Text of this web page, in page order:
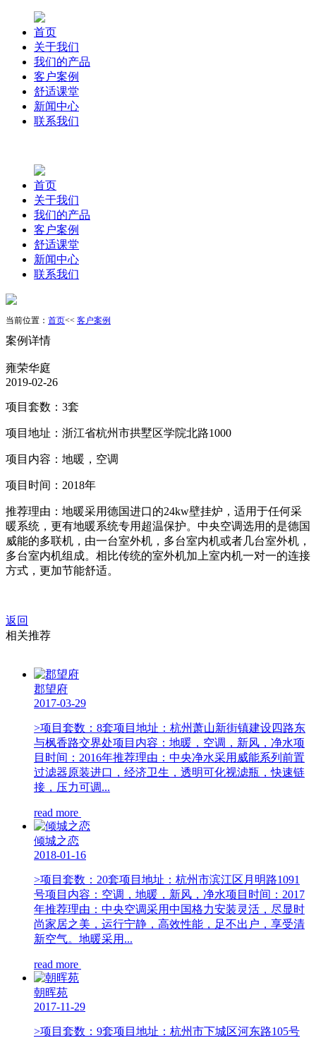
首页
关于我们
我们的产品
客户案例
舒适课堂
新闻中心
联系我们
首页
关于我们
我们的产品
客户案例
舒适课堂
新闻中心
联系我们
当前位置： 首页<< 客户案例
案例详情
雍荣华庭
2019-02-26
项目套数：3套
项目地址：浙江省杭州市拱墅区学院北路1000
项目内容：地暖，空调
项目时间：2018年
推荐理由：地暖采用德国进口的24kw壁挂炉，适用于任何采
暖系统，更有地暖系统专用超温保护。中央空调选用的是德国
威能的多联机，由一台室外机，多台室内机或者几台室外机，
多台室内机组成。相比传统的室外机加上室内机一对一的连接
方式，更加节能舒适。
返回
相关推荐
郡望府
2017-03-29
>项目套数：8套项目地址：杭州萧山新街镇建设四路东
与枫香路交界处项目内容：地暖，空调，新风，净水项
目时间：2016年推荐理由：中央净水采用威能系列前置
过滤器原装进口，经济卫生，透明可化视滤瓶，快速链
接，压力可调...
read more
倾城之恋
2018-01-16
>项目套数：20套项目地址：杭州市滨江区月明路1091
号项目内容：空调，地暖，新风，净水项目时间：2017
年推荐理由：中央空调采用中国格力安装灵活，尽显时
尚家居之美，运行宁静，高效性能，足不出户，享受清
新空气。地暖采用...
read more
朝晖苑
2017-11-29
>项目套数：9套项目地址：杭州市下城区河东路105号